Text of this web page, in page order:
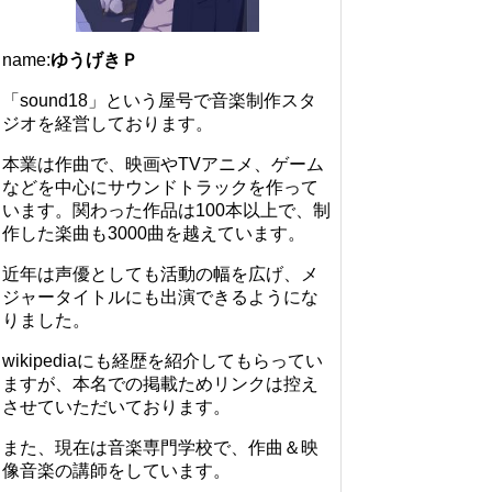
name:ゆうげきＰ
「sound18」という屋号で音楽制作スタ
ジオを経営しております。
本業は作曲で、映画やTVアニメ、ゲーム
などを中心にサウンドトラックを作って
います。関わった作品は100本以上で、制
作した楽曲も3000曲を越えています。
近年は声優としても活動の幅を広げ、メ
ジャータイトルにも出演できるようにな
りました。
wikipediaにも経歴を紹介してもらってい
ますが、本名での掲載ためリンクは控え
させていただいております。
また、現在は音楽専門学校で、作曲＆映
像音楽の講師をしています。